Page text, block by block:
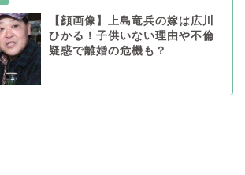
【顔画像】上島竜兵の嫁は広川
ひかる！子供いない理由や不倫
疑惑で離婚の危機も？